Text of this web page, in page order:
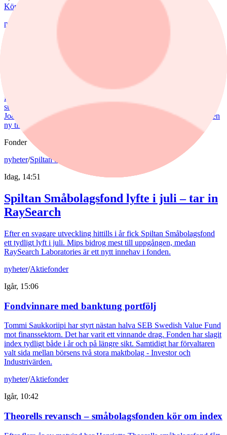
Köp
nyheter
Försvarsförvaltarna spår ny tillväxtfas:
”Goda förutsättningar”
De europeiska försvarsbolagen visar rekordstora orderböcker,
stigande omsättning och förbättrade marginaler. Enligt förvaltarna
Joakim Agerback och Shayan Heidari går nu försvarssektorn in i en
ny tillväxtfas.
Fonder
nyheter/Spiltan Småbolagsfond
Idag, 14:51
Spiltan Småbolagsfond lyfte i juli – tar in
RaySearch
Efter en svagare utveckling hittills i år fick Spiltan Småbolagsfond
ett tydligt lyft i juli. Mips bidrog mest till uppgången, medan
RaySearch Laboratories är ett nytt innehav i fonden.
nyheter/Aktiefonder
Igår, 15:06
Fondvinnare med banktung portfölj
Tommi Saukkoriipi har styrt nästan halva SEB Swedish Value Fund
mot finanssektorn. Det har varit ett vinnande drag. Fonden har slagit
index tydligt både i år och på längre sikt. Samtidigt har förvaltaren
valt sida mellan börsens två stora maktbolag - Investor och
Industrivärden.
nyheter/Aktiefonder
Igår, 10:42
Theorells revansch – småbolagsfonden kör om index